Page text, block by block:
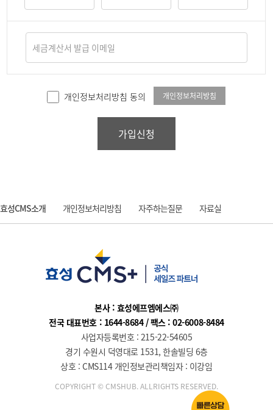
개인정보처리방침 동의 개인정보처리방침
효성CMS소개 개인정보처리방침 자주하는질문 자료실
본사 : 효성에프엠에스㈜
전국 대표번호 : 1644-8684 / 팩스 : 02-6008-8484
사업자등록번호 : 215-22-54605
경기 수원시 덕영대로 1531, 한솔빌딩 6층
상호 : CMS114 개인정보관리책임자 : 이강임
COPYRIGHT © CMSHUB. ALLRIGHTS RESERVED.